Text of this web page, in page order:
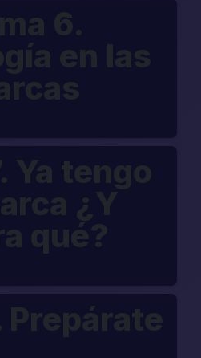
6.
en las
Ya tengo
¿Y
qué?
Prepárate